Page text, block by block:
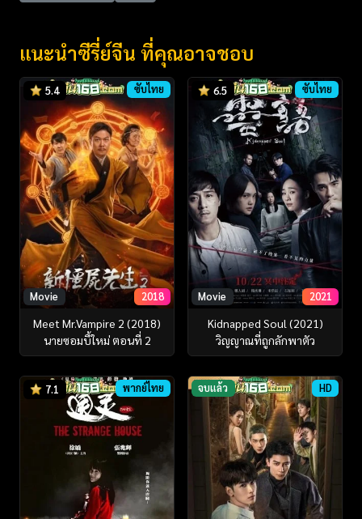
แนะนำซีรี่ย์จีน ที่คุณอาจชอบ
5.4 ซับไทย
Movie 2018
Meet Mr.Vampire 2 (2018)
นายซอมบี้ใหม่ ตอนที่ 2
6.5 ซับไทย
Movie 2021
Kidnapped Soul (2021)
วิญญาณที่ถูกลักพาตัว
7.1 พากย์ไทย จบแล้ว HD